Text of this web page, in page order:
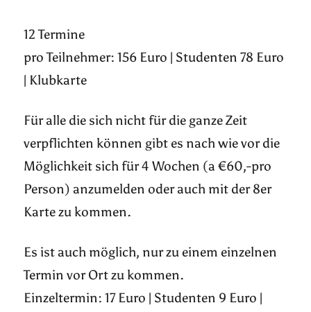
12 Termine
pro Teilnehmer: 156 Euro | Studenten 78 Euro
| Klubkarte
Für alle die sich nicht für die ganze Zeit
verpflichten können gibt es nach wie vor die
Möglichkeit sich für 4 Wochen (a €60,-pro
Person) anzumelden oder auch mit der 8er
Karte zu kommen.
Es ist auch möglich, nur zu einem einzelnen
Termin vor Ort zu kommen.
Einzeltermin: 17 Euro | Studenten 9 Euro |